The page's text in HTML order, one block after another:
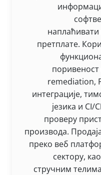
претплате.
поривеност
remediation,
интеграције,
језика и CI/
проверу
производа.
преко веб
сектору,
стручним